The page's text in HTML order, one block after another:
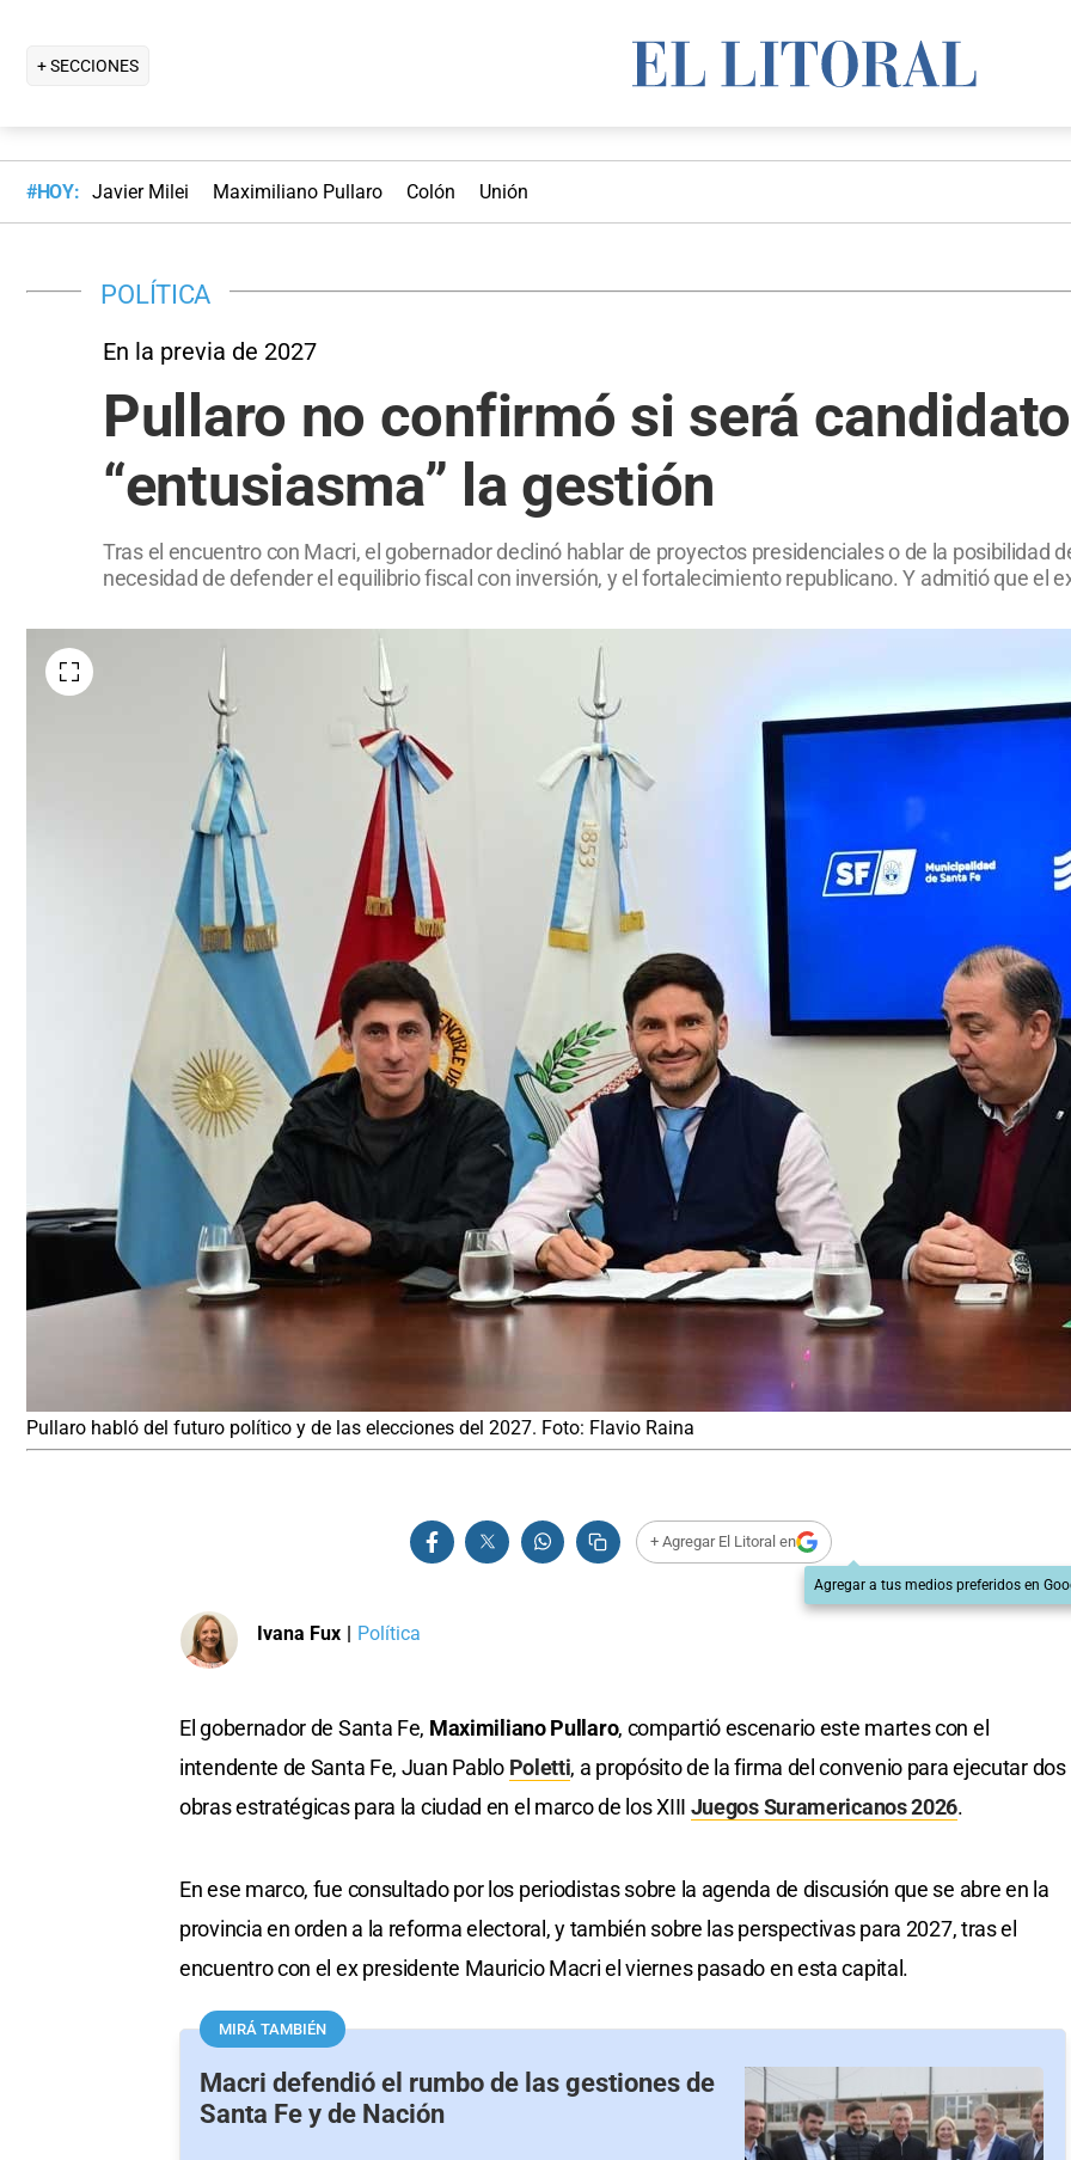
+ SECCIONES
#HOY: Javier Milei Maximiliano Pullaro Colón Unión
POLÍTICA
En la previa de 2027
Pullaro no confirmó si será
“entusiasma” la gestión
Tras el encuentro con Macri, el gobernador declinó hablar de proyectos presidenciales o de la posibilidad
necesidad de defender el equilibrio fiscal con inversión, y el fortalecimiento republicano. Y admitió que el
Pullaro habló del futuro político y de las elecciones del 2027. Foto: Flavio Raina
+ Agregar El Litoral en
Agregar a tus medios preferidos en
Ivana Fux | Política
El gobernador de Santa Fe, Maximiliano Pullaro, compartió escenario este martes con el
intendente de Santa Fe, Juan Pablo Poletti, a propósito de la firma del convenio para ejecutar dos
obras estratégicas para la ciudad en el marco de los XIII Juegos Suramericanos 2026.
En ese marco, fue consultado por los periodistas sobre la agenda de discusión que se abre en la
provincia en orden a la reforma electoral, y también sobre las perspectivas para 2027, tras el
encuentro con el ex presidente Mauricio Macri el viernes pasado en esta capital.
MIRÁ TAMBIÉN
Macri defendió el rumbo de las gestiones de
Santa Fe y de Nación